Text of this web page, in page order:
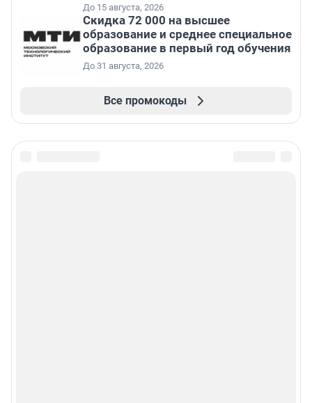
До 15 августа, 2026
Скидка 72 000 на высшее
образование и среднее специальное
образование в первый год обучения
До 31 августа, 2026
Все промокоды